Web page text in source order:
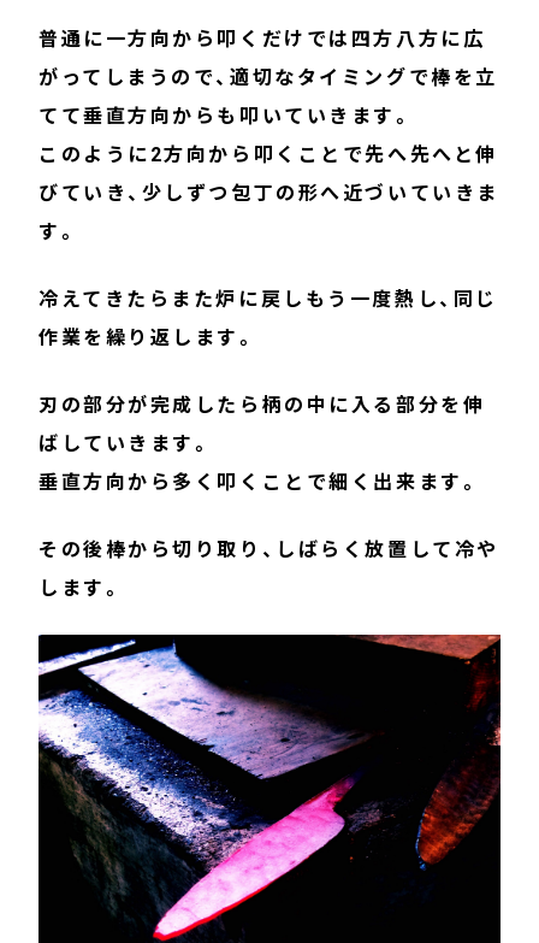
普通に一方向から叩くだけでは四方八方に広
がってしまうので、適切なタイミングで棒を立
てて垂直方向からも叩いていきます。
このように2方向から叩くことで先へ先へと伸
びていき、少しずつ包丁の形へ近づいていきま
す。
冷えてきたらまた炉に戻しもう一度熱し、同じ
作業を繰り返します。
刃の部分が完成したら柄の中に入る部分を伸
ばしていきます。
垂直方向から多く叩くことで細く出来ます。
その後棒から切り取り、しばらく放置して冷や
します。